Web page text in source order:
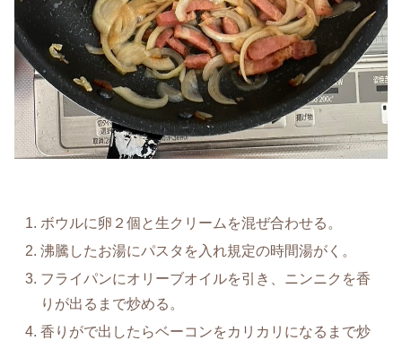
ボウルに卵２個と生クリームを混ぜ合わせる。
沸騰したお湯にパスタを入れ規定の時間湯がく。
フライパンにオリーブオイルを引き、ニンニクを香
りが出るまで炒める。
香りがで出したらベーコンをカリカリになるまで炒